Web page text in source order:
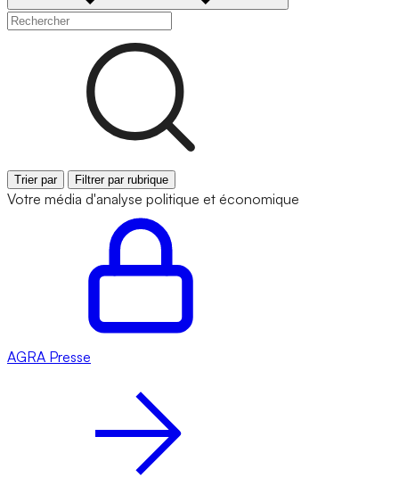
Trier par Filtrer par rubrique
Votre média d'analyse politique et économique
AGRA Presse